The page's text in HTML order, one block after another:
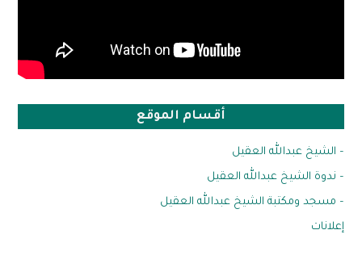
أقسام الموقع
– الشيخ عبدالله العقيل
– ندوة الشيخ عبدالله العقيل
– مسجد ومكتبة الشيخ عبدالله العقيل
إعلانات